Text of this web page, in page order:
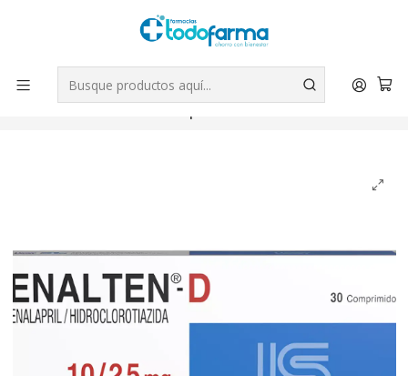
Tus compras tienen envío GRATIS por Rappi - Atención exclusiva
para Chile | WhatsApp +56
Leer más
Inicio Medicamentos
Enalten-D Enalapril Hidroclorotiazida 10/25 mg 30